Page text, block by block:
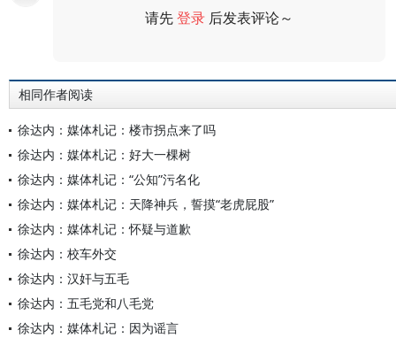
请先登录 后发表评论～
相同作者阅读
徐达内：媒体札记：楼市拐点来了吗
徐达内：媒体札记：好大一棵树
徐达内：媒体札记：“公知”污名化
徐达内：媒体札记：天降神兵，誓摸“老虎屁股”
徐达内：媒体札记：怀疑与道歉
徐达内：校车外交
徐达内：汉奸与五毛
徐达内：五毛党和八毛党
徐达内：媒体札记：因为谣言